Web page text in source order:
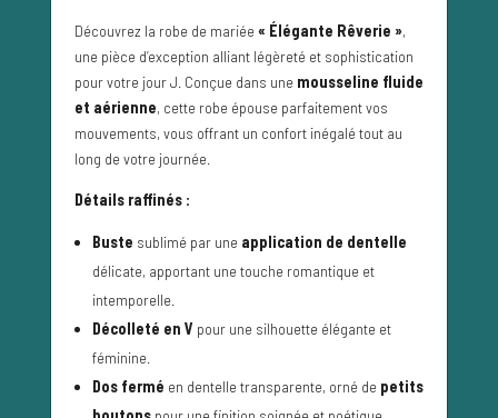
Découvrez la robe de mariée« Élégante Rêverie »,
une pièce d’exception alliant légèreté et sophistication
pour votre jour J. Conçue dans une mousseline fluide
et aérienne, cette robe épouse parfaitement vos
mouvements, vous offrant un confort inégalé tout au
long de votre journée.
Détails raffinés :
Buste sublimé par une application de dentelle
délicate, apportant une touche romantique et
intemporelle.
Décolleté en V pour une silhouette élégante et
féminine.
Dos fermé en dentelle transparente, orné de petits